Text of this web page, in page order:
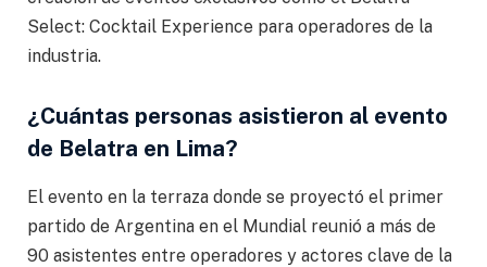
Select: Cocktail Experience para operadores de la
industria.
¿Cuántas personas asistieron al evento
de Belatra en Lima?
El evento en la terraza donde se proyectó el primer
partido de Argentina en el Mundial reunió a más de
90 asistentes entre operadores y actores clave de la